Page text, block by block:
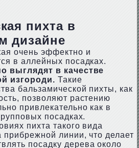
пихта в
дизайне
очень эффектно и
в аллейных посадках.
выглядят в качестве
изгороди. Такие
бальзамической пихты, как
позволяют растению
привлекательно как в
посадках.
пихта такого вида
прибрежной линии, что делает
посадку дерева около